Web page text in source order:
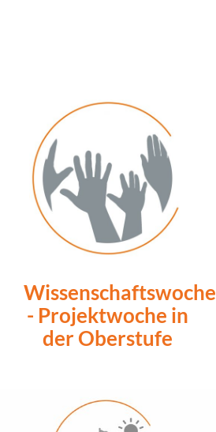
Wissenschaftswoche
- Projektwoche in
der Oberstufe